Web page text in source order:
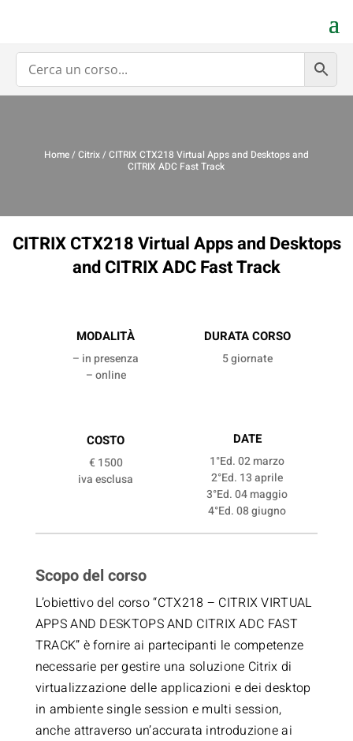
Home/Citrix/ CITRIX CTX218 Virtual Apps and Desktops and
CITRIX ADC Fast Track
CITRIX CTX218 Virtual Apps and Desktops
and CITRIX ADC Fast Track
MODALITÀ
– in presenza
– online
COSTO
€ 1500
iva esclusa
DURATA CORSO
5 giornate
DATE
1°Ed. 02 marzo
2°Ed. 13 aprile
3°Ed. 04 maggio
4°Ed. 08 giugno
Scopo del corso
L’obiettivo del corso “CTX218 – CITRIX VIRTUAL
APPS AND DESKTOPS AND CITRIX ADC FAST
TRACK” è fornire ai partecipanti le competenze
necessarie per gestire una soluzione Citrix di
virtualizzazione delle applicazioni e dei desktop
in ambiente single session e multi session,
anche attraverso un’accurata introduzione ai